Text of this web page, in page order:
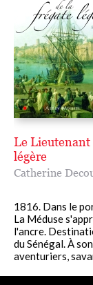
Le Lieutenant
légère
Catherine
1816. Dans le
La Méduse
l'ancre.
du Sénégal. À
aventuriers,